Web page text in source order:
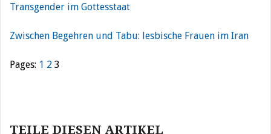
Transgender im Gottesstaat
Zwischen Begehren und Tabu: lesbische Frauen im Iran
Pages: 1 2 3
TEILE DIESEN ARTIKEL